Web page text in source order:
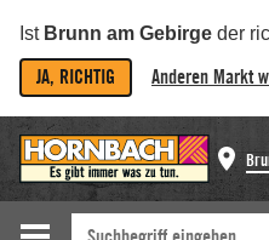
Ist Brunn am Gebirge der
JA, RICHTIG Anderen Markt